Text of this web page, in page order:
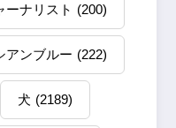
ーナリスト (200)
アンブルー (222)
犬 (2189)